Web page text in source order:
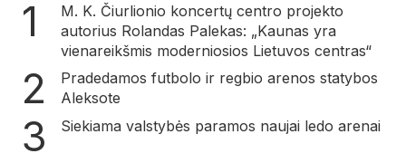
M. K. Čiurlionio koncertų centro projekto
autorius Rolandas Palekas: „Kaunas yra
vienareikšmis moderniosios Lietuvos centras“
Pradedamos futbolo ir regbio arenos statybos
Aleksote
Siekiama valstybės paramos naujai ledo arenai